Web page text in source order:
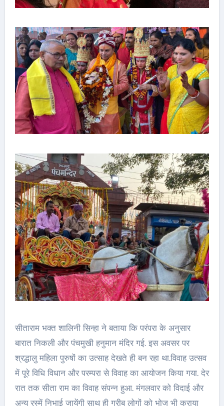
सीताराम भक्त शालिनी सिन्हा ने बताया कि परंपरा के अनुसार
बारात निकली और पंचमुखी हनुमान मंदिर गई. इस अवसर पर
श्रद्धालु महिला पुरुषों का उत्साह देखते ही बन रहा था.विवाह उत्सव
में पूरे विधि विधान और परम्परा से विवाह का आयोजन किया गया. देर
रात तक सीता राम का विवाह संपन्न हुआ. मंगलवार को विदाई और
अन्य रस्में निभाई जायेंगी साथ ही गरीब लोगों को भोज भी कराया